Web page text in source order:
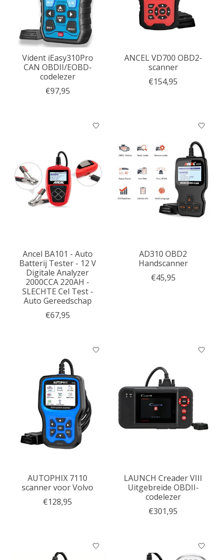
Vident iEasy310Pro
CAN OBDII/EOBD-
codelezer
€97,95
ANCEL VD700 OBD2-
scanner
€154,95
Ancel BA101 - Auto
Batterij Tester - 12 V
Digitale Analyzer
2000CCA 220AH -
SLECHTE Cel Test -
Auto Gereedschap
€67,95
AD310 OBD2
Handscanner
€45,95
AUTOPHIX 7110
scanner voor Volvo
€128,95
LAUNCH Creader VIII
Uitgebreide OBDII-
codelezer
€301,95